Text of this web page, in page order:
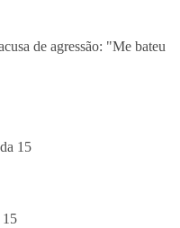
de agressão: "Me bateu
15